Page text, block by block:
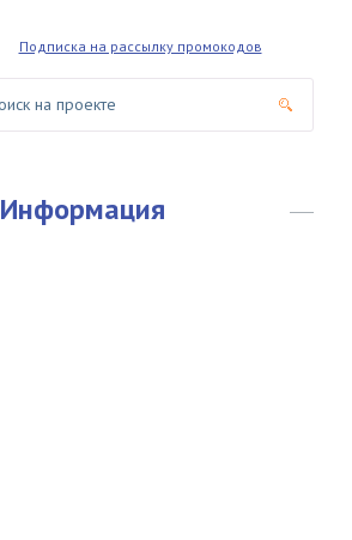
Подписка на рассылку промокодов
Информация